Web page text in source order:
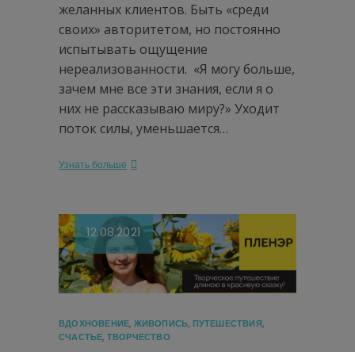
желанных клиентов. Быть «среди
своих» авторитетом, но постоянно
испытывать ощущение
нереализованности. «Я могу больше,
зачем мне все эти знания, если я о
них не рассказываю миру?» Уходит
поток силы, уменьшается…
Узнать больше
12.08.2021
ВДОХНОВЕНИЕ, ЖИВОПИСЬ, ПУТЕШЕСТВИЯ,
СЧАСТЬЕ, ТВОРЧЕСТВО